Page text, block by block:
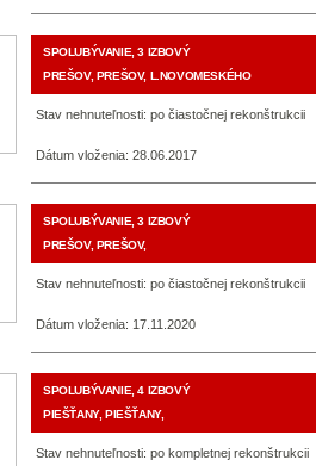
SPOLUBÝVANIE, 3 IZBOVÝ
PREŠOV, PREŠOV, L.NOVOMESKÉHO
Stav nehnuteľnosti: po čiastočnej rekonštrukcii
Dátum vloženia: 28.06.2017
SPOLUBÝVANIE, 3 IZBOVÝ
PREŠOV, PREŠOV,
Stav nehnuteľnosti: po čiastočnej rekonštrukcii
Dátum vloženia: 17.11.2020
SPOLUBÝVANIE, 4 IZBOVÝ
PIEŠŤANY, PIEŠŤANY,
Stav nehnuteľnosti: po kompletnej rekonštrukcii